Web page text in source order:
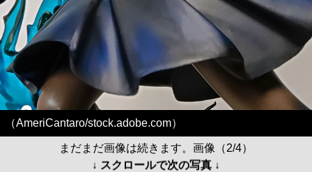
（AmeriCantaro/stock.adobe.com）
まだまだ画像は続きます。画像（2/4）
↓ スクロールで次の写真 ↓